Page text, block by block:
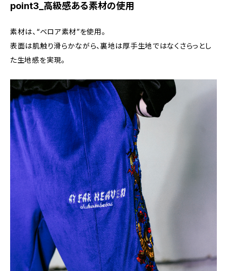
point3_高級感ある素材の使用
素材は、“ベロア素材”を使用。
表面は肌触り滑らかながら、裏地は厚手生地ではなくさらっとし
た生地感を実現。